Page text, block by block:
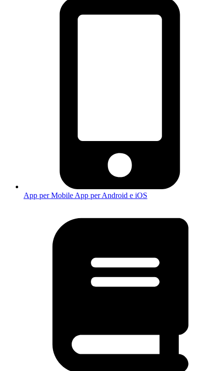
App per Mobile App per Android e iOS